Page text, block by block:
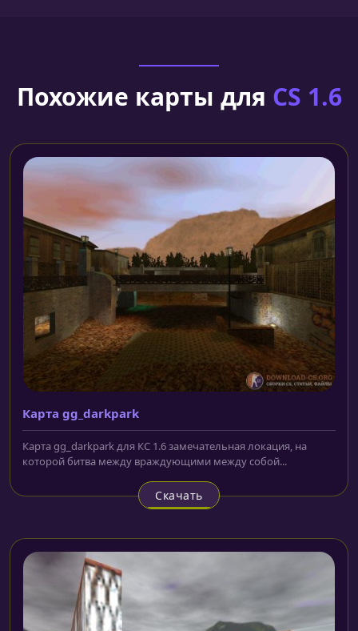
Похожие карты для CS 1.6
Карта gg_darkpark
Карта gg_darkpark для КС 1.6 замечательная локация, на
которой битва между враждующими между собой...
Скачать